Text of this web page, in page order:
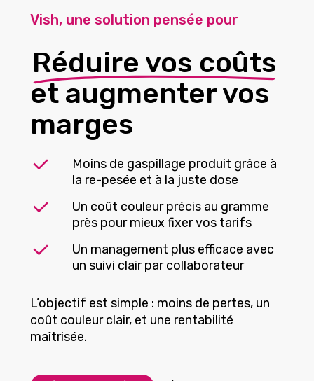
Vish, une solution pensée pour
Réduire vos coûts
et augmenter vos
marges
Moins de gaspillage produit grâce à
la re-pesée et à la juste dose
Un coût couleur précis au gramme
près pour mieux fixer vos tarifs
Un management plus efficace avec
un suivi clair par collaborateur
L’objectif est simple : moins de pertes, un
coût couleur clair, et une rentabilité
maîtrisée.